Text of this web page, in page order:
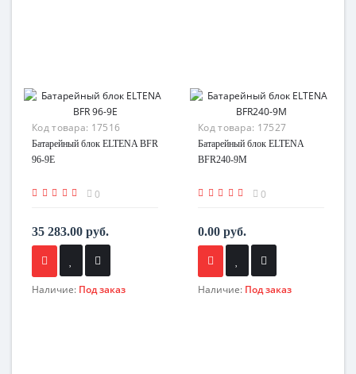
Код товара: 17516
Батарейный блок ELTENA BFR
96-9E
0
35 283.00 руб.
Наличие: Под заказ
Код товара: 17527
Батарейный блок ELTENA
BFR240-9M
0
0.00 руб.
Наличие: Под заказ